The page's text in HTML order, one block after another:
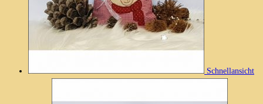
Schnellansicht